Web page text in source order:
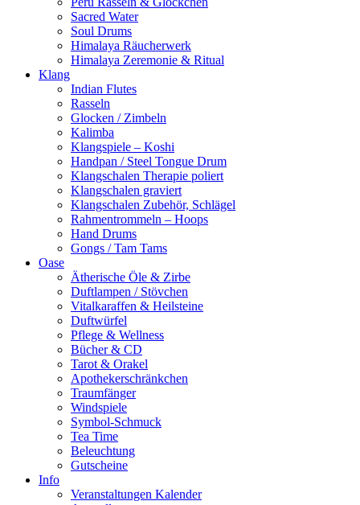
Sacred Water
Soul Drums
Himalaya Räucherwerk
Himalaya Zeremonie & Ritual
Klang
Indian Flutes
Rasseln
Glocken / Zimbeln
Kalimba
Klangspiele – Koshi
Handpan / Steel Tongue Drum
Klangschalen Therapie poliert
Klangschalen graviert
Klangschalen Zubehör, Schlägel
Rahmentrommeln – Hoops
Hand Drums
Gongs / Tam Tams
Oase
Ätherische Öle & Zirbe
Duftlampen / Stövchen
Vitalkaraffen & Heilsteine
Duftwürfel
Pflege & Wellness
Bücher & CD
Tarot & Orakel
Apothekerschränkchen
Traumfänger
Windspiele
Symbol-Schmuck
Tea Time
Beleuchtung
Gutscheine
Info
Veranstaltungen Kalender